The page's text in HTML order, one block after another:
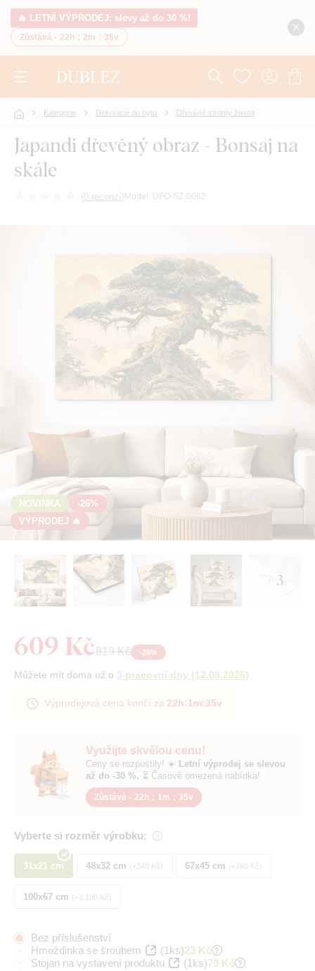
🔥 LETNÍ VÝPRODEJ: slevy až do 30 %!
Zůstává - 22h : 2m : 34v
Kategorie Dekorace do bytu Dřevěné stromy života
Japandi dřevěný obraz - Bonsaj na
skále
(0 recenzí) Model: DFO-SZ-0062
NOVINKA
-26%
VÝPRODEJ 🔥
+ 3
Využijte skvělou cenu!
Ceny se rozpustily! ☀️ Letní výprodej se slevou
až do -30 %. ⏳ Časově omezená nabídka!
Zůstává - 22h : 1m : 35v
Vyberte si rozměr výrobku:
31x21 cm 48x32 cm +340 Kč 67x45 cm +760 Kč
100x67 cm +1 190 Kč
609 Kč819 Kč -26%
Můžete mít doma už o 3 pracovní dny (12.08.2026)
Výprodejová cena končí za 22h:1m:35v
Bez příslušenství
Hmoždinka se šroubem
(1ks)23 Kč
Stojan na vystavení produktu
(1ks)79 Kč